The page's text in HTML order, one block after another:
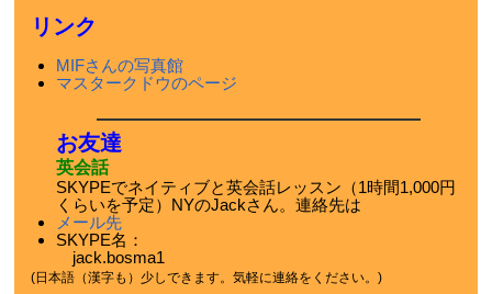
リンク
MIFさんの写真館
マスタークドウのページ
お友達
英会話
SKYPEでネイティブと英会話レッスン（1時間1,000円
くらいを予定）NYのJackさん。連絡先は
メール先
SKYPE名：
jack.bosma1
(日本語（漢字も）少しできます。気軽に連絡をください。)